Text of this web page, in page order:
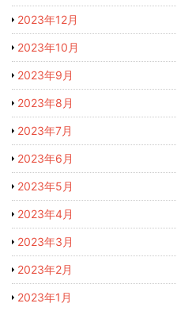
2023年12月
2023年10月
2023年9月
2023年8月
2023年7月
2023年6月
2023年5月
2023年4月
2023年3月
2023年2月
2023年1月